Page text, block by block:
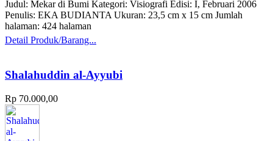
Judul: Mekar di Bumi Kategori: Visiografi Edisi: I, Februari 2006
Penulis: EKA BUDIANTA Ukuran: 23,5 cm x 15 cm Jumlah
halaman: 424 halaman
Detail Produk/Barang...
Shalahuddin al-Ayyubi
Rp 70.000,00